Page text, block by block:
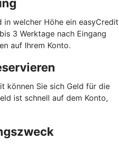
welcher Höhe ein easyCredit
3 Werktage nach Eingang
auf Ihrem Konto.
können Sie sich Geld für die
ist schnell auf dem Konto,